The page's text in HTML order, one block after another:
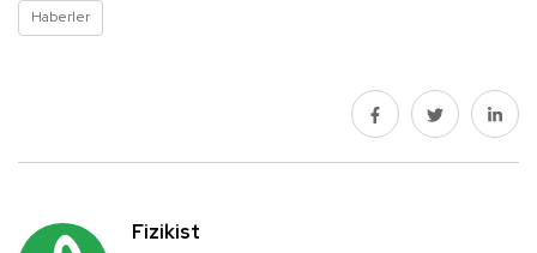
Haberler
Fizikist